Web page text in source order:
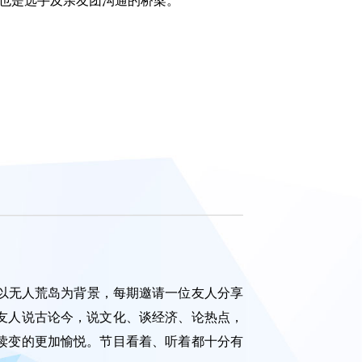
无人荒岛为背景，每期邀请一位友人分享
说古论今，说文化、谈经济、论热点，
变的更加愉悦。节目看着、听着都十分有